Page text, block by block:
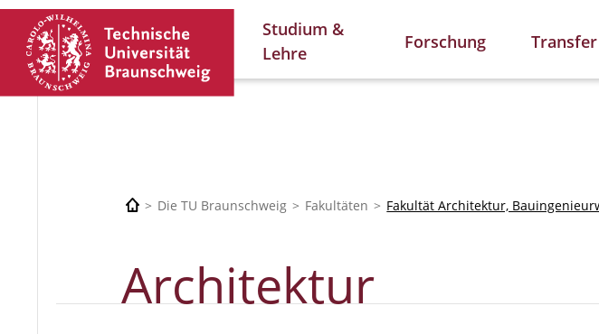
Studium &
Lehre
Forschung Transfer
Die TU Braunschweig Fakultäten Fakultät Architektur,
Architektur